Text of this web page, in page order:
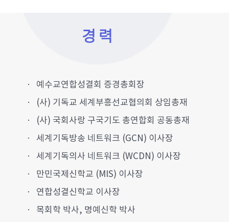
예수교연합성결회 증경총회장
(사) 기독교 세계부흥선교협의회 상임총재
(사) 국회사랑 구국기도 총연합회 공동총재
세계기독방송 네트워크 (GCN) 이사장
세계기독의사 네트워크 (WCDN) 이사장
만민국제신학교 (MIS) 이사장
연합성결신학교 이사장
목회학 박사, 명예신학 박사